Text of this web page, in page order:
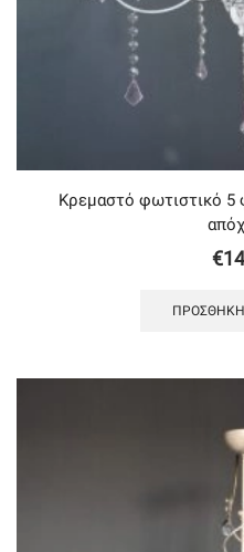
Κρεμαστό φωτιστικό 5
€
ΠΡΟΣΘΉΚΗ